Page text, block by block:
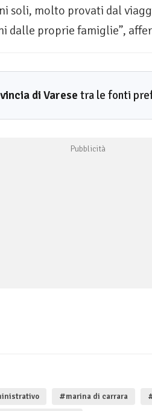
soli, molto provati dal
dalle proprie famiglie”,
di Varese tra le fonti
#marina di carrara